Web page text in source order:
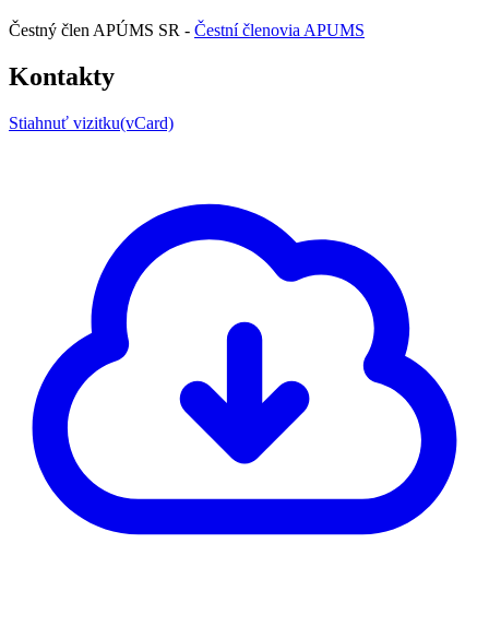
Čestný člen APÚMS SR - Čestní členovia APUMS
Kontakty
Stiahnuť vizitku(vCard)